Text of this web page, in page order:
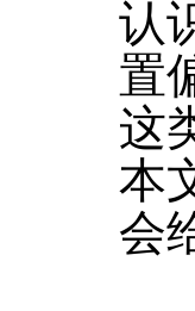
认
置
这
本
会